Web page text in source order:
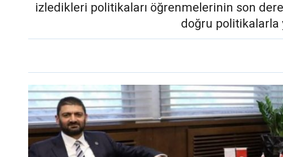
izledikleri politikaları öğrenmelerinin son
doğru politikalarla